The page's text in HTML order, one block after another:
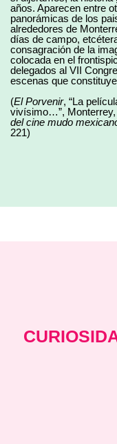
años. Aparecen entre
panorámicas de los
alrededores de
días de campo,
consagración de la
colocada en el
delegados al VII
escenas que
(El Porvenir, “La
vivísimo…”, Monterrey,
del cine mudo
221)